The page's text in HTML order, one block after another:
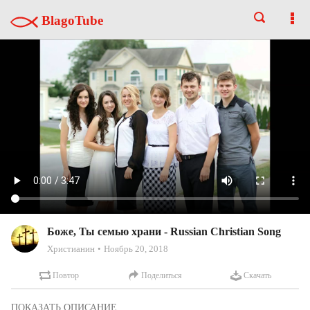
BlagoTube
Боже, Ты семью храни - Russian Christian Song
Христианин Ноябрь 20, 2018
Повтор Поделиться Скачать